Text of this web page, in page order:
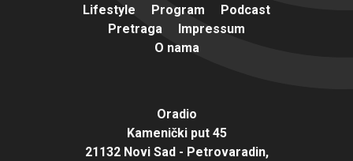
Lifestyle
Program
Podcast
Pretraga
Impressum
O nama
Oradio
Kamenički put 45
21132 Novi Sad - Petrovaradin,